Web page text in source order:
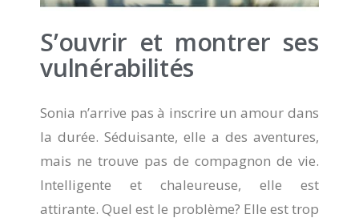
S’ouvrir et montrer ses
vulnérabilités
Sonia n’arrive pas à inscrire un amour dans
la durée. Séduisante, elle a des aventures,
mais ne trouve pas de compagnon de vie.
Intelligente et chaleureuse, elle est
attirante. Quel est le problème? Elle est trop